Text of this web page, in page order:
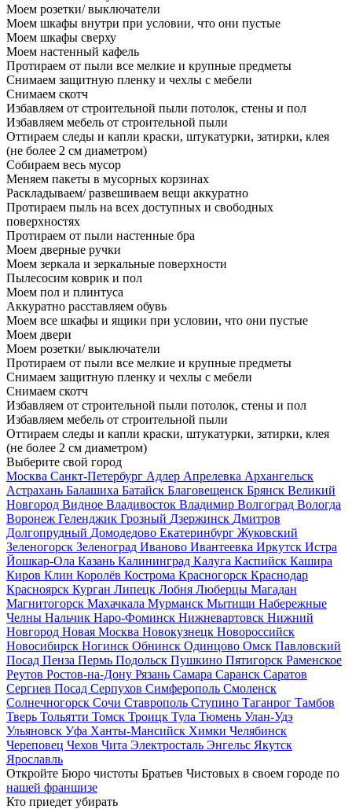
Моем розетки/ выключатели
Моем шкафы внутри при условии, что они пустые
Моем шкафы сверху
Моем настенный кафель
Протираем от пыли все мелкие и крупные предметы
Снимаем защитную пленку и чехлы с мебели
Снимаем скотч
Избавляем от строительной пыли потолок, стены и пол
Избавляем мебель от строительной пыли
Оттираем следы и капли краски, штукатурки, затирки, клея
(не более 2 см диаметром)
Собираем весь мусор
Меняем пакеты в мусорных корзинах
Раскладываем/ развешиваем вещи аккуратно
Протираем пыль на всех доступных и свободных
поверхностях
Протираем от пыли настенные бра
Моем дверные ручки
Моем зеркала и зеркальные поверхности
Пылесосим коврик и пол
Моем пол и плинтуса
Аккуратно расставляем обувь
Моем все шкафы и ящики при условии, что они пустые
Моем двери
Моем розетки/ выключатели
Протираем от пыли все мелкие и крупные предметы
Снимаем защитную пленку и чехлы с мебели
Снимаем скотч
Избавляем от строительной пыли потолок, стены и пол
Избавляем мебель от строительной пыли
Оттираем следы и капли краски, штукатурки, затирки, клея
(не более 2 см диаметром)
Выберите свой город
Москва Санкт-Петербург Адлер Апрелевка Архангельск
Астрахань Балашиха Батайск Благовещенск Брянск Великий
Новгород Видное Владивосток Владимир Волгоград Вологда
Воронеж Геленджик Грозный Дзержинск Дмитров
Долгопрудный Домодедово Екатеринбург Жуковский
Зеленогорск Зеленоград Иваново Ивантеевка Иркутск Истра
Йошкар-Ола Казань Калининград Калуга Каспийск Кашира
Киров Клин Королёв Кострома Красногорск Краснодар
Красноярск Курган Липецк Лобня Люберцы Магадан
Магнитогорск Махачкала Мурманск Мытищи Набережные
Челны Нальчик Наро-Фоминск Нижневартовск Нижний
Новгород Новая Москва Новокузнецк Новороссийск
Новосибирск Ногинск Обнинск Одинцово Омск Павловский
Посад Пенза Пермь Подольск Пушкино Пятигорск Раменское
Реутов Ростов-на-Дону Рязань Самара Саранск Саратов
Сергиев Посад Серпухов Симферополь Смоленск
Солнечногорск Сочи Ставрополь Ступино Таганрог Тамбов
Тверь Тольятти Томск Троицк Тула Тюмень Улан-Удэ
Ульяновск Уфа Ханты-Мансийск Химки Челябинск
Череповец Чехов Чита Электросталь Энгельс Якутск
Ярославль
Откройте Бюро чистоты Братьев Чистовых в своем городе по
нашей франшизе
Кто приедет убирать